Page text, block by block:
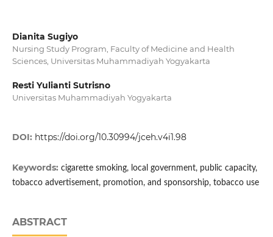
Dianita Sugiyo
Nursing Study Program, Faculty of Medicine and Health
Sciences, Universitas Muhammadiyah Yogyakarta
Resti Yulianti Sutrisno
Universitas Muhammadiyah Yogyakarta
DOI: https://doi.org/10.30994/jceh.v4i1.98
Keywords: cigarette smoking, local government, public capacity,
tobacco advertisement, promotion, and sponsorship, tobacco use
ABSTRACT